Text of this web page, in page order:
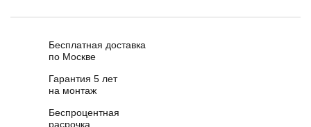
Бесплатная доставка
по Москве
Гарантия 5 лет
на монтаж
Беспроцентная
расрочка